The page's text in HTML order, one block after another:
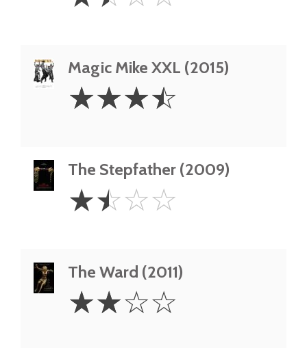
Stars
Magic Mike XXL (2015)
3.5
Stars
☆☆☆☆
The Stepfather (2009)
1.5
Stars
☆☆☆☆
The Ward (2011)
Stars
☆☆☆☆